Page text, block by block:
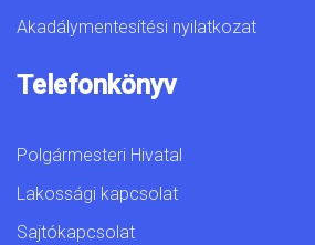
Akadálymentesítési nyilatkozat
Telefonkönyv
Polgármesteri Hivatal
Lakossági kapcsolat
Sajtókapcsolat